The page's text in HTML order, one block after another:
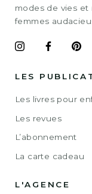
modes de vies et
femmes
LES
Les livres pour
Les revues
L’abonnement
La carte cadeau
L'AGENCE